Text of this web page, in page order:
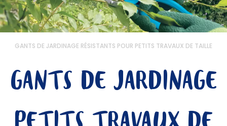
GANTS DE JARDINAGE RÉSISTANTS POUR PETITS TRAVAUX DE TAILLE
GANTS DE JARDINAGE